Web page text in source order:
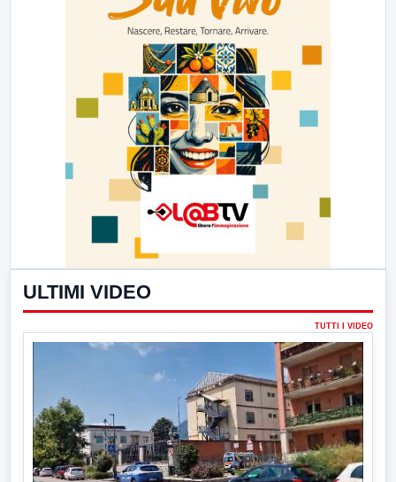
ULTIMI VIDEO
TUTTI I VIDEO